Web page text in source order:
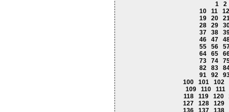
1
2
10
11
12
19
20
28
29
37
38
46
47
55
56
64
65
73
74
82
83
91
92
100
101
102
109
110
111
118
119 120
127
128
129